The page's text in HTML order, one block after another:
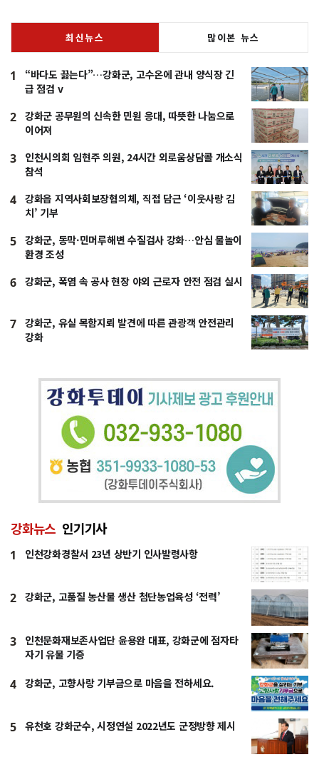
최신뉴스 많이본 뉴스
1
“바다도 끓는다”…강화군, 고수온에 관내 양식장 긴
급 점검 v
2
강화군 공무원의 신속한 민원 응대, 따뜻한 나눔으로
이어져
3
인천시의회 임현주 의원, 24시간 외로움상담콜 개소식
참석
4
강화읍 지역사회보장협의체, 직접 담근 ‘이웃사랑 김
치’ 기부
5
강화군, 동막·민머루해변 수질검사 강화…안심 물놀이
환경 조성
6 강화군, 폭염 속 공사 현장 야외 근로자 안전 점검 실시
7
강화군, 유실 목함지뢰 발견에 따른 관광객 안전관리
강화
강화뉴스 인기기사
1 인천강화경찰서 23년 상반기 인사발령사항
2 강화군, 고품질 농산물 생산 첨단농업육성 ‘전력’
3
인천문화재보존사업단 윤용완 대표, 강화군에 점자타
자기 유물 기증
4 강화군, 고향사랑 기부금으로 마음을 전하세요.
5 유천호 강화군수, 시정연설 2022년도 군정방향 제시